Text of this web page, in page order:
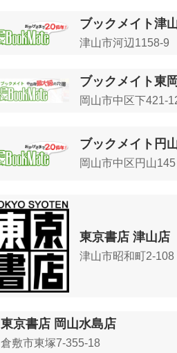
ブックメイト津
津山市河辺1158-9
ブックメイト東
岡山市中区下421-
ブックメイト円
岡山市中区円山145
東京書店 津山店
津山市昭和町2-108
東京書店 岡山水島店
倉敷市東塚7-355-18